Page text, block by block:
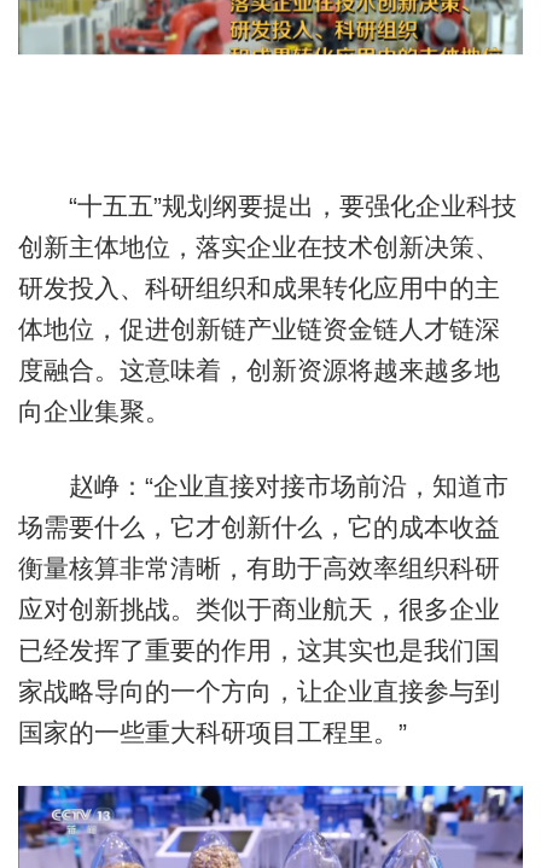
“十五五”规划纲要提出，要强化企业科技
创新主体地位，落实企业在技术创新决策、
研发投入、科研组织和成果转化应用中的主
体地位，促进创新链产业链资金链人才链深
度融合。这意味着，创新资源将越来越多地
向企业集聚。
赵峥：“企业直接对接市场前沿，知道市
场需要什么，它才创新什么，它的成本收益
衡量核算非常清晰，有助于高效率组织科研
应对创新挑战。类似于商业航天，很多企业
已经发挥了重要的作用，这其实也是我们国
家战略导向的一个方向，让企业直接参与到
国家的一些重大科研项目工程里。”